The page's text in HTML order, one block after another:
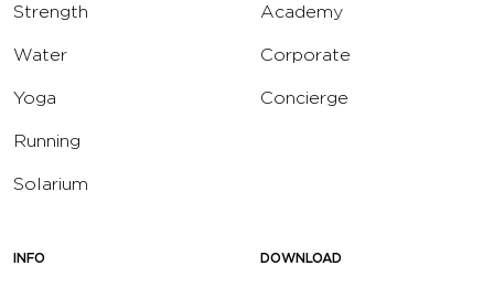
Strength
Water
Yoga
Running
Solarium
Academy
Corporate
Concierge
INFO DOWNLOAD